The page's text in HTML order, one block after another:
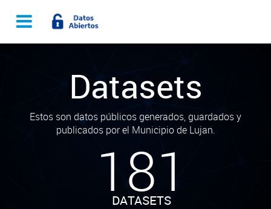
Datasets
Estos son datos públicos generados, guardados y
publicados por el Municipio de Lujan.
181
DATASETS